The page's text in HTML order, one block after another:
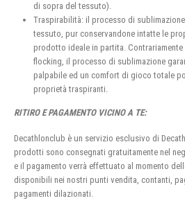
di sopra del tessuto).
Traspirabilità: il processo di
tessuto, pur conservandone intatte le
prodotto ideale in partita.
flocking, il processo di sublimazione
palpabile ed un comfort di gioco totale
proprietà traspiranti.
RITIRO E PAGAMENTO VICINO A TE:
Decathlonclub è un servizio esclusivo di
prodotti sono consegnati gratuitamente nel
e il pagamento verrà effettuato al momento
disponibili nei nostri punti vendita, contanti,
pagamenti dilazionati.